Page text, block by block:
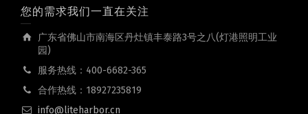
您的需求我们一直在关注
广东省佛山市南海区丹灶镇丰泰路3号之八(灯港照明工业
园)
服务热线：400-6682-365
合作热线：18927235819
info@liteharbor.cn